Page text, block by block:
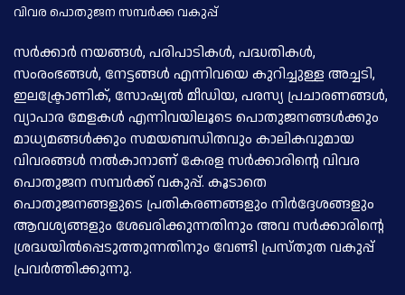
വിവര പൊതുജന സമ്പര്‍ക്ക വകുപ്പ്
സര്‍ക്കാര്‍ നയങ്ങള്‍, പരിപാടികള്‍, പദ്ധതികള്‍,
സംരംഭങ്ങള്‍, നേട്ടങ്ങള്‍ എന്നിവയെ കുറിച്ചുള്ള അച്ചടി,
ഇലക്ട്രോണിക്, സോഷ്യല്‍ മീഡിയ, പരസ്യ പ്രചാരണങ്ങള്‍,
വ്യാപാര മേളകള്‍ എന്നിവയിലൂടെ പൊതുജനങ്ങള്‍ക്കും
മാധ്യമങ്ങള്‍ക്കും സമയബന്ധിതവും കാലികവുമായ
വിവരങ്ങള്‍ നല്‍കാനാണ് കേരള സര്‍ക്കാരിന്റെ വിവര
പൊതുജന സമ്പര്‍ക്ക് വകുപ്പ്. കൂടാതെ
പൊതുജനങ്ങളുടെ പ്രതികരണങ്ങളും നിര്‍ദ്ദേശങ്ങളും
ആവശ്യങ്ങളും ശേഖരിക്കുന്നതിനും അവ സര്‍ക്കാരിന്റെ
ശ്രദ്ധയില്‍പ്പെടുത്തുന്നതിനും വേണ്ടി പ്രസ്തുത വകുപ്പ്
പ്രവര്‍ത്തിക്കുന്നു.